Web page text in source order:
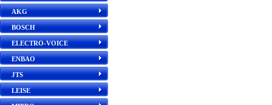
AKG
BOSCH
ELECTRO-VOICE
ENBAO
JTS
LEISE